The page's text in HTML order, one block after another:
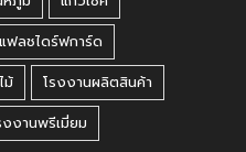
แฟลชไดร์ฟการ์ด
ม้
โรงงานผลิตสินค้า
งงานพรีเมี่ยม